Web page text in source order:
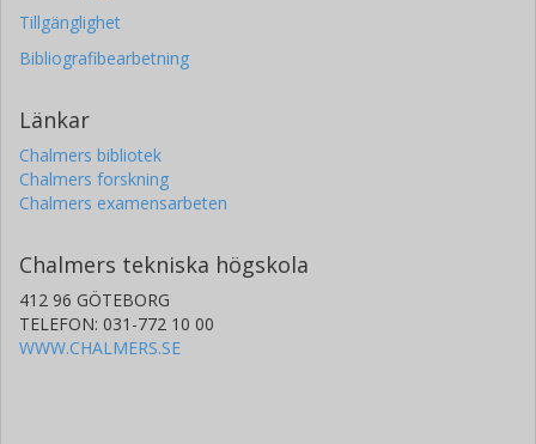
Tillgänglighet
Bibliografibearbetning
Länkar
Chalmers bibliotek
Chalmers forskning
Chalmers examensarbeten
Chalmers tekniska högskola
412 96 GÖTEBORG
TELEFON: 031-772 10 00
WWW.CHALMERS.SE